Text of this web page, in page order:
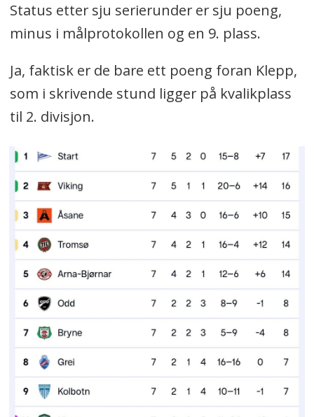
Status etter sju serierunder er sju poeng,
minus i målprotokollen og en 9. plass.
Ja, faktisk er de bare ett poeng foran Klepp,
som i skrivende stund ligger på kvalikplass
til 2. divisjon.